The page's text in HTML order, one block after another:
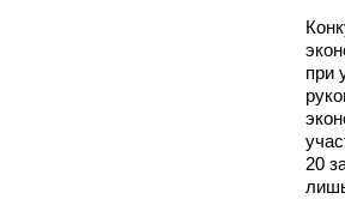
при
20